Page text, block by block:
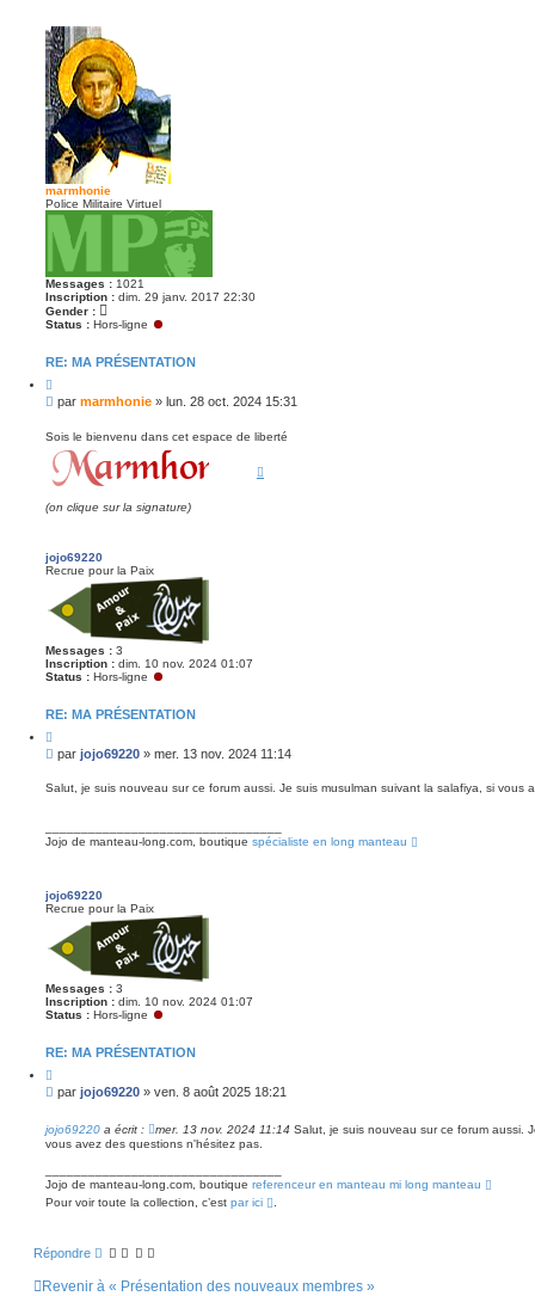
e
n
o
n
l
u
marmhonie
Police Militaire Virtuel
Messages : 1021
Inscription : dim. 29 janv. 2017 22:30
Gender :
Status : Hors-ligne
RE: MA PRÉSENTATION
i
t
r
M
s
s
a
g
n
l
par marmhonie » lun. 28 oct. 2024 15:31
Sois le bienvenu dans cet espace de liberté
(on clique sur la signature)
jojo69220
Recrue pour la Paix
Messages : 3
Inscription : dim. 10 nov. 2024 01:07
Status : Hors-ligne
RE: MA PRÉSENTATION
i
t
r
M
s
g
e
n
par jojo69220 » mer. 13 nov. 2024 11:14
Salut, je suis nouveau sur ce forum aussi. Je suis musulman suivant la salafiya, si vous
Jojo de manteau-long.com, boutique spécialiste en long manteau
jojo69220
Recrue pour la Paix
Messages : 3
Inscription : dim. 10 nov. 2024 01:07
Status : Hors-ligne
RE: MA PRÉSENTATION
i
t
M
s
s
g
e
n
l
par jojo69220 » ven. 8 août 2025 18:21
jojo69220 a écrit : mer. 13 nov. 2024 11:14 Salut, je suis nouveau sur ce forum aussi.
vous avez des questions n'hésitez pas.
Jojo de manteau-long.com, boutique referenceur en manteau mi long manteau
Pour voir toute la collection, c’est par ici
Répondre
Revenir à « Présentation des nouveaux membres »